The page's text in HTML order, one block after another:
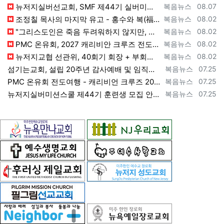
등록자
복음뉴스 등록일
08.07
뉴저지실버선교회, SMF 제44기 실버미션스쿨 수강생 모집 [2026년 8월 7일 금요일 자 뉴욕일보 기사] ==> https://www.bog…
등록자
복음뉴스 등록일
08.02
조정칠 목사의 마지막 유고 - 홍수와 복(福) 자(字) [2026년 8월 1일 토요일 자 뉴욕일보 기사] ==> https://www.bogeu…
등록자
복음뉴스 등록일
08.02
"그리스도인은 죽음 두려워하지 않지만, 살아 있는 동안 다른 사람의 유익 + 믿음의 진보 위해 살아야" [2026년 7월 31일 금요일 자 뉴욕…
등록자
복음뉴스 등록일
08.02
PMC 온유회, 2027 캐리비안 크루즈 전도여행 참가자 모집 [2026년 7월 31일 금요일 자 뉴욕일보 기사] ==> https://www.…
등록자
복음뉴스 등록일
08.02
뉴저지교협 선관위, 40회기 회장 + 부회장 등록 + 추천 절차 공고 --- 8월 28일 등록 마감, 9월 28일 선거 [2026년 7월 29일…
등록자
복음뉴스 등록일
07.25
섬기는교회, 설립 20주년 감사예배 및 임직식 --- "이제 더 힘차게 창공을 날자" [2026년 7월 25일 토요일 자 뉴욕일보 기사] ==>…
등록자
복음뉴스 등록일
07.25
PMC 온유회 전도여행 - 캐리비언 크루즈 2027 안내 ==> https://www.bogeumnews.com/gnu54/bbs/board.p…
등록자
복음뉴스 등록일
07.25
뉴저지실버미션스쿨 제44기 훈련생 모집 안내 ==> https://www.bogeumnews.com/gnu54/bbs/board.php?bo_t…